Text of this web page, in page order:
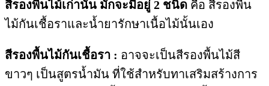
สีรองพื้นไม้เก่านั้น มักจะมีอยู่ 2 ชนิด คือ สีรองพื้น
ไม้กันเชื้อราและน้ำยารักษาเนื้อไม้นั้นเอง
สีรองพื้นไม้กันเชื้อรา : อาจจะเป็นสีรองพื้นไม้สี
ขาวๆ เป็นสูตรน้ำมัน ที่ใช้สำหรับทาเสริมสร้างการ